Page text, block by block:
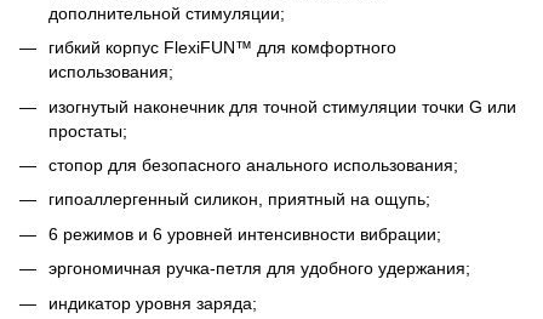
дополнительной стимуляции;
гибкий корпус FlexiFUN™ для комфортного
использования;
изогнутый наконечник для точной стимуляции точки G или
простаты;
стопор для безопасного анального использования;
гипоаллергенный силикон, приятный на ощупь;
6 режимов и 6 уровней интенсивности вибрации;
эргономичная ручка-петля для удобного удержания;
индикатор уровня заряда;